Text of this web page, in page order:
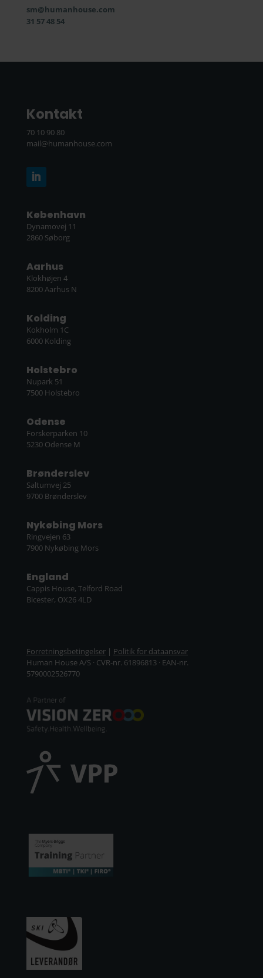
sm@humanhouse.com
31 57 48 54
Kontakt
70 10 90 80
mail@humanhouse.com
København
Dynamovej 11
2860 Søborg
Aarhus
Klokhøjen 4
8200 Aarhus N
Kolding
Kokholm 1C
6000 Kolding
Holstebro
Nupark 51
7500 Holstebro
Odense
Forskerparken 10
5230 Odense M
Brønderslev
Saltumvej 25
9700 Brønderslev
Nykøbing Mors
Ringvejen 63
7900 Nykøbing Mors
England
Cappis House, Telford Road
Bicester, OX26 4LD
Forretningsbetingelser| Politik for dataansvar
Human House A/S · CVR-nr. 61896813 · EAN-nr.
5790002526770